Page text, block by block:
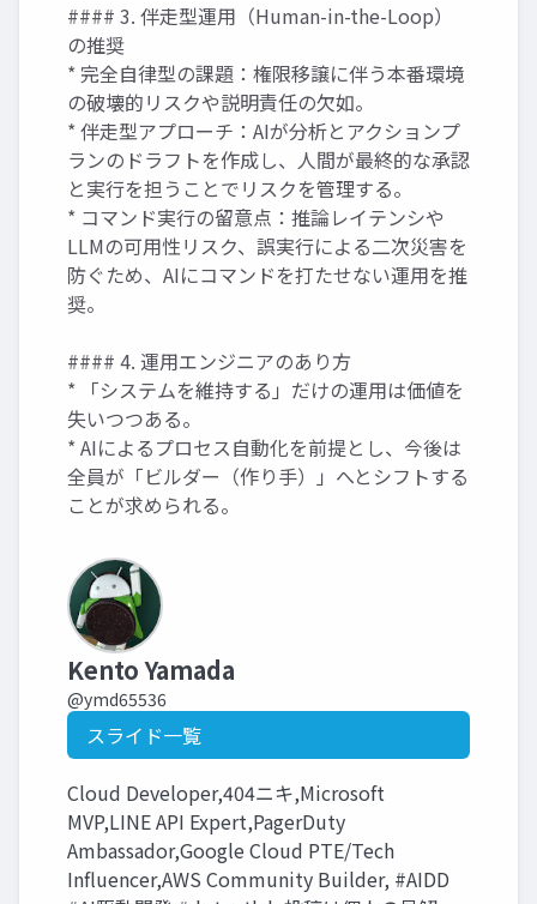
#### 3. 伴走型運用（Human-in-the-Loop）
の推奨
* 完全自律型の課題：権限移譲に伴う本番環境
の破壊的リスクや説明責任の欠如。
* 伴走型アプローチ：AIが分析とアクションプ
ランのドラフトを作成し、人間が最終的な承認
と実行を担うことでリスクを管理する。
* コマンド実行の留意点：推論レイテンシや
LLMの可用性リスク、誤実行による二次災害を
防ぐため、AIにコマンドを打たせない運用を推
奨。
#### 4. 運用エンジニアのあり方
* 「システムを維持する」だけの運用は価値を
失いつつある。
* AIによるプロセス自動化を前提とし、今後は
全員が「ビルダー（作り手）」へとシフトする
ことが求められる。
Kento Yamada
@ymd65536
スライド一覧
Cloud Developer,404ニキ,Microsoft
MVP,LINE API Expert,PagerDuty
Ambassador,Google Cloud PTE/Tech
Influencer,AWS Community Builder, #AIDD